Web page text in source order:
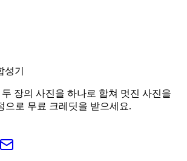
기
장의 사진을 하나로 합쳐 멋진 사진을
으로 무료 크레딧을 받으세요.